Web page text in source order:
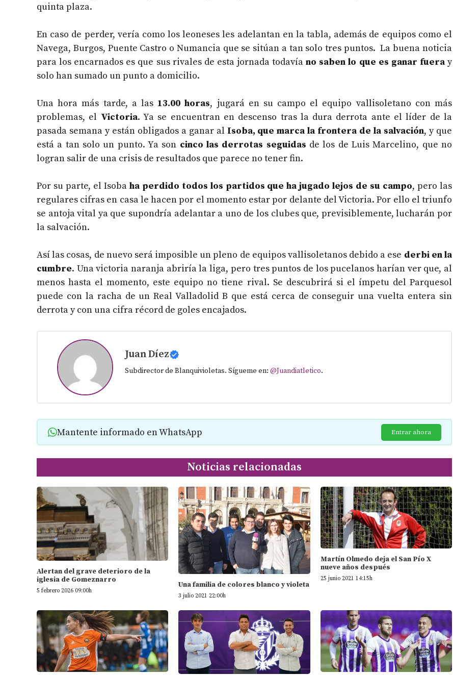
quinta plaza.
En caso de perder, vería como los leoneses les adelantan en la tabla, además de equipos como el
Navega, Burgos, Puente Castro o Numancia que se sitúan a tan solo tres puntos. La buena noticia
para los encarnados es que sus rivales de esta jornada todavíano saben lo que es ganar fueray
solo han sumado un punto a domicilio.
Una hora más tarde, a las13.00 horas, jugará en su campo el equipo vallisoletano con más
problemas, el Victoria. Ya se encuentran en descenso tras la dura derrota ante el líder de la
pasada semana y están obligados a ganar al Isoba, que marca la frontera de la salvación, y que
está a tan solo un punto. Ya son cinco las derrotas seguidas de los de Luis Marcelino, que no
logran salir de una crisis de resultados que parece no tener fin.
Por su parte, el Isoba ha perdido todos los partidos que ha jugado lejos de su campo, pero las
regulares cifras en casa le hacen por el momento estar por delante del Victoria. Por ello el triunfo
se antoja vital ya que supondría adelantar a uno de los clubes que, previsiblemente, lucharán por
la salvación.
Así las cosas, de nuevo será imposible un pleno de equipos vallisoletanos debido a ese derbi en la
cumbre. Una victoria naranja abriría la liga, pero tres puntos de los pucelanos harían ver que, al
menos hasta el momento, este equipo no tiene rival. Se descubrirá si el ímpetu del Parquesol
puede con la racha de un Real Valladolid B que está cerca de conseguir una vuelta entera sin
derrota y con una cifra récord de goles encajados.
Juan Díez
Subdirector de Blanquivioletas. Sígueme en: @Juandiatletico.
Mantente informado en WhatsApp Entrar ahora
Noticias relacionadas
Alertan del grave deterioro de la
iglesia de Gomeznarro
5 febrero 2026 09:00h
Una familia de colores blanco y violeta
3 julio 2021 22:00h
Martín Olmedo deja el San Pío X
nueve años después
25 junio 2021 14:15h